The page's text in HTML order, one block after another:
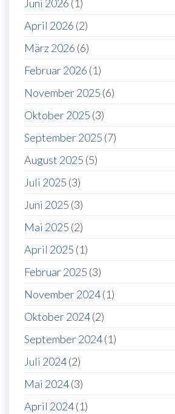
Juni 2026 (1)
April 2026 (2)
März 2026 (6)
Februar 2026 (1)
November 2025 (6)
Oktober 2025 (3)
September 2025 (7)
August 2025 (5)
Juli 2025 (3)
Juni 2025 (3)
Mai 2025 (2)
April 2025 (1)
Februar 2025 (3)
November 2024(1)
Oktober 2024(2)
September 2024(1)
Juli 2024(2)
Mai 2024(3)
April 2024(1)